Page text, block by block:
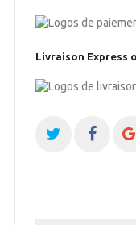
Livraison Express